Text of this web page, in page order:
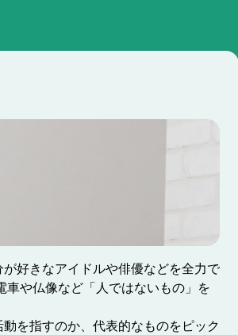
好きなアイドルや俳優などを全力で
や仏像など「人ではないもの」を
を指すのか、代表的なものをピック